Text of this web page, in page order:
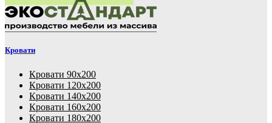
Кровати
Кровати 90х200
Кровати 120х200
Кровати 140х200
Кровати 160х200
Кровати 180х200